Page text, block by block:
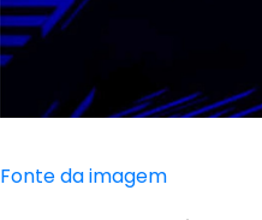
Fonte da imagem